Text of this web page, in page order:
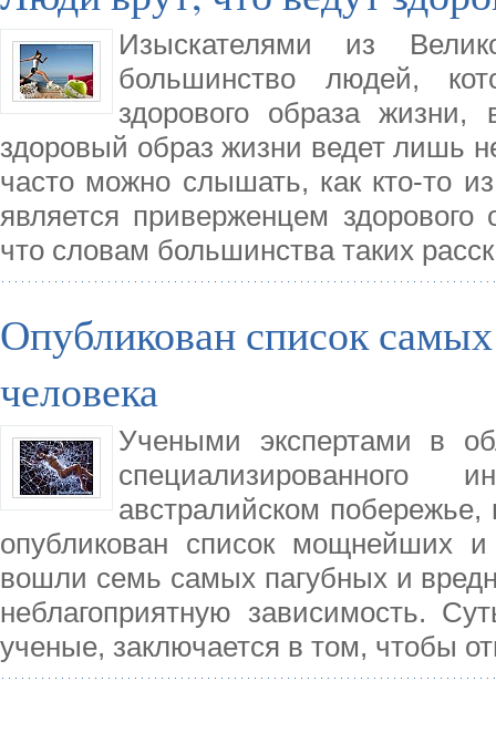
Изыскателями из
большинство людей,
здорового образа жизни,
здоровый образ жизни ведет лишь
часто можно слышать, как кто-то
является приверженцем
что словам большинства таких
Опубликован список
человека
Учеными экспертами в
австралийском
опубликован список мощнейших
вошли семь самых пагубных и
неблагоприятную зависимость.
ученые, заключается в том, чтобы